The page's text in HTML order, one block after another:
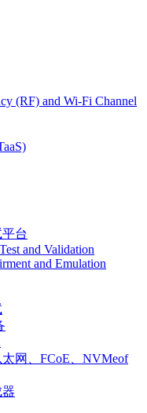
(RF) and Wi-Fi Channel
台
and Validation
and Emulation
网、FCoE、NVMeof